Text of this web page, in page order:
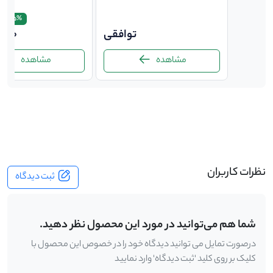
توافقی
مشاهده
11.5%
مشاهده
نظرات کاربران ثبت دیدگاه
شما هم می‌توانید در مورد این محصول نظر دهید.
درصورت تمایل می توانید دیدگاه خود را در خصوص این محصول با
کلیک بر روی کلید 'ثبت دیدگاه' وارد نمایید